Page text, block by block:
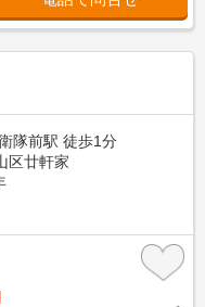
隊前駅 徒歩1分
区廿軒家